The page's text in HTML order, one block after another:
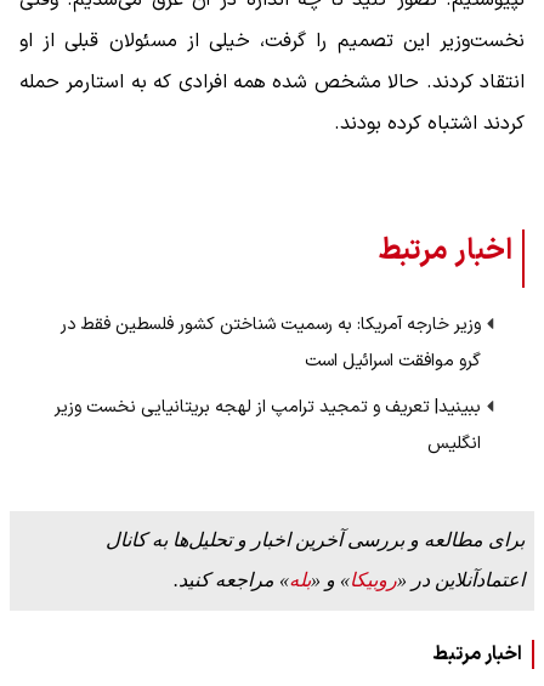
نخست‌وزیر این تصمیم را گرفت، خیلی از مسئولان قبلی از او
انتقاد کردند. حالا مشخص شده همه افرادی که به استارمر حمله
کردند اشتباه کرده بودند.
اخبار مرتبط
وزیر خارجه آمریکا: به رسمیت شناختن کشور فلسطین فقط در
گرو موافقت اسرائیل است
ببینید| تعریف و تمجید ترامپ از لهجه بریتانیایی نخست وزیر
انگلیس
برای مطالعه و بررسی آخرین اخبار و تحلیل‌ها به کانال
اعتمادآنلاین در «روبیکا» و «بله» مراجعه کنید.
اخبار مرتبط